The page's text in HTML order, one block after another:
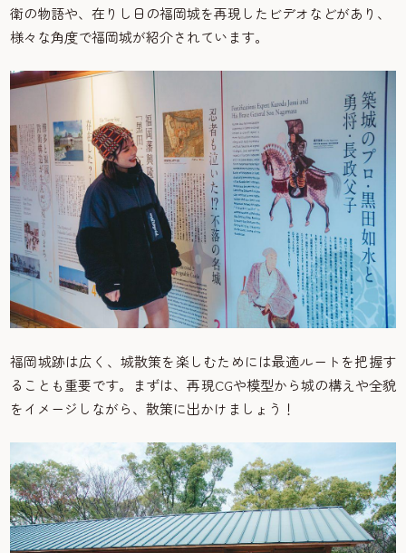
衛の物語や、在りし日の福岡城を再現したビデオなどがあり、
様々な角度で福岡城が紹介されています。
福岡城跡は広く、城散策を楽しむためには最適ルートを把握す
ることも重要です。まずは、再現CGや模型から城の構えや全貌
をイメージしながら、散策に出かけましょう！